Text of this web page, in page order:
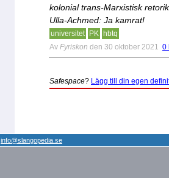
kolonial trans-Marxistisk
Ulla-Achmed: Ja kamrat!
universitet PK
hbtq
Av Fyriskon den 30 oktober 2021 0
Safespace? Lägg till din egen
info@slangopedia.se